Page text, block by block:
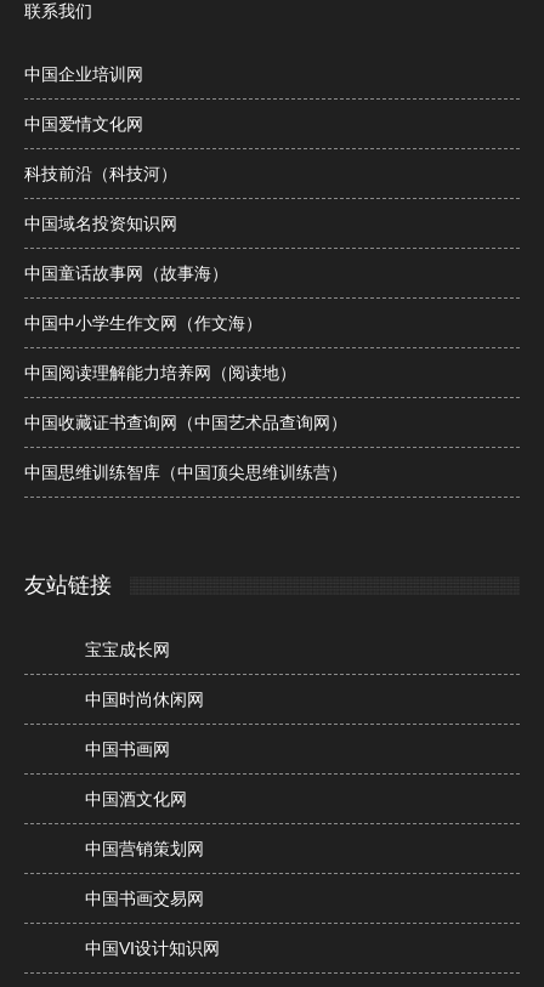
联系我们
中国企业培训网
中国爱情文化网
科技前沿（科技河）
中国域名投资知识网
中国童话故事网（故事海）
中国中小学生作文网（作文海）
中国阅读理解能力培养网（阅读地）
中国收藏证书查询网（中国艺术品查询网）
中国思维训练智库（中国顶尖思维训练营）
友站链接
宝宝成长网
中国时尚休闲网
中国书画网
中国酒文化网
中国营销策划网
中国书画交易网
中国VI设计知识网